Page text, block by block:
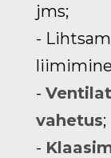
jms;
- Lihtsam
-
vahetus;
-